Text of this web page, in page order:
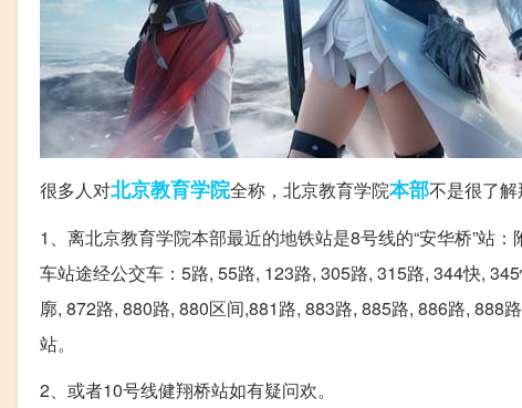
很多人对北京教育学院全称，北京教育学院本部不是很了
1、离北京教育学院本部最近的地铁站是8号线的“安华桥”站
车站途经公交车：5路, 55路, 123路, 305路, 315路, 344快,
廓, 872路, 880路, 880区间,881路, 883路, 885路, 886路, 888
站。
2、或者10号线健翔桥站如有疑问欢。